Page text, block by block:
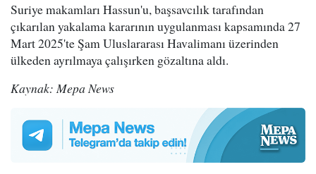
Suriye makamları Hassun'u, başsavcılık tarafından
çıkarılan yakalama kararının uygulanması kapsamında 27
Mart 2025'te Şam Uluslararası Havalimanı üzerinden
ülkeden ayrılmaya çalışırken gözaltına aldı.
Kaynak: Mepa News